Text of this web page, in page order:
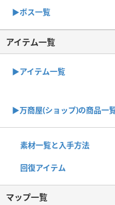
▶︎ボス一覧
アイテム一覧
▶アイテム一覧
▶︎万商屋(ショップ)の商品一
素材一覧と入手方法
回復アイテム
マップ一覧